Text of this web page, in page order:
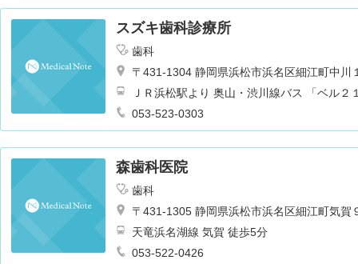
スズキ歯科診療所
歯科
〒431-1304 静岡県浜松市浜名区細江町中川
ＪＲ浜松駅より 奥山・渋川線バス 「ベル
053-523-0303
森歯科医院
歯科
〒431-1305 静岡県浜松市浜名区細江町気賀
天竜浜名湖線 気賀 徒歩5分
053-522-0426